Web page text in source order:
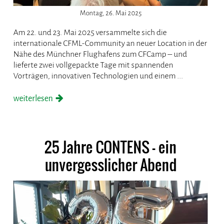
Montag, 26. Mai 2025
Am 22. und 23. Mai 2025 versammelte sich die
internationale CFML-Community an neuer Location in der
Nähe des Münchner Flughafens zum CFCamp – und
lieferte zwei vollgepackte Tage mit spannenden
Vorträgen, innovativen Technologien und einem ...
weiterlesen
25 Jahre CONTENS - ein
unvergesslicher Abend